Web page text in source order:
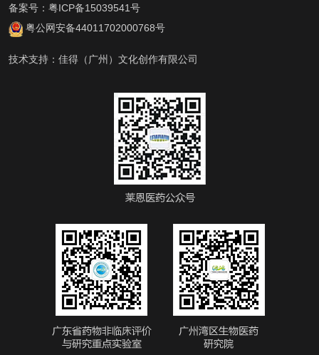
备案号： 粤ICP备15039541号
粤公网安备44011702000768号
技术支持： 佳得（广州）文化创作有限公司